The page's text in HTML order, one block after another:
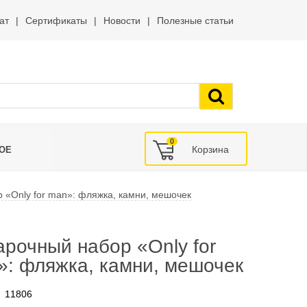
Сертификаты Новости Полезные статьи
0
«Only for man»: фляжка, камни, мешочек
набор «Only for
фляжка, камни, мешочек
11806